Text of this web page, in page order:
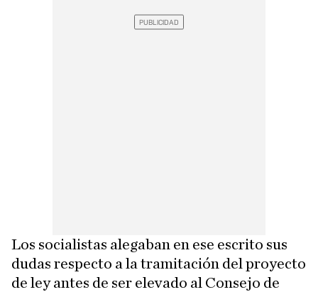
Los socialistas alegaban en ese escrito sus
dudas respecto a la tramitación del proyecto
de ley antes de ser elevado al Consejo de